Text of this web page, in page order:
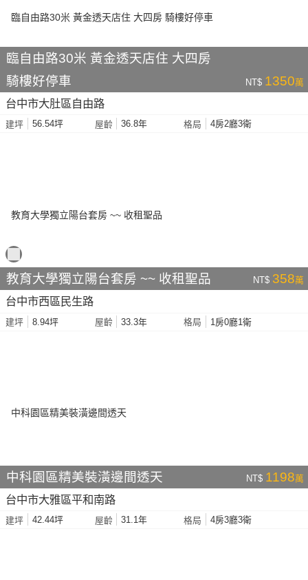
臨自由路30米 黃金透天店住 大四房
騎樓好停車
NT$ 1350萬
台中市大肚區自由路
建坪 56.54坪 屋齡 36.8年 格局 4房2廳3衛
教育大學獨立陽台套房 ~~ 收租聖品 NT$ 358萬
台中市西區民生路
建坪 8.94坪 屋齡 33.3年 格局 1房0廳1衛
中科園區精美裝潢邊間透天 NT$ 1198萬
台中市大雅區平和南路
建坪 42.44坪 屋齡 31.1年 格局 4房3廳3衛